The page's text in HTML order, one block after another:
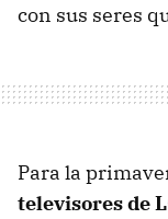
con sus seres
Para la
televisores de